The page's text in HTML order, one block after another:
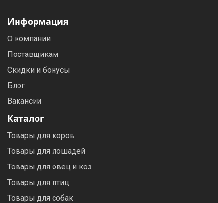
Информация
О компании
Поставщикам
Скидки и бонусы
Блог
Вакансии
Каталог
Товары для коров
Товары для лошадей
Товары для овец и коз
Товары для птиц
Товары для собак